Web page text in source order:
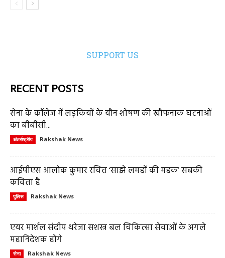
SUPPORT US
RECENT POSTS
सेना के कॉलेज में लड़कियों के यौन शोषण की खौफनाक घटनाओं
का बीबीसी...
अंतर्राष्ट्रीय Rakshak News
आईपीएस आलोक कुमार रचित ‘साझे लमहों की महक’ सबकी
कविता है
पुलिस Rakshak News
एयर मार्शल संदीप थरेजा सशस्त्र बल चिकित्सा सेवाओं के अगले
महानिदेशक होंगे
सेना Rakshak News